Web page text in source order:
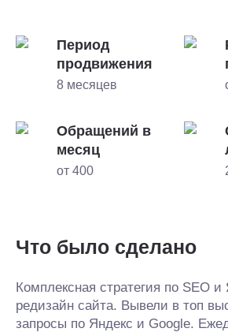
Период
продвижения
8 месяцев
Обращений в
месяц
от 400
Что было сделано
Комплексная стратегия по SEO и
редизайн сайта. Вывели в топ
запросы по Яндекс и Google.